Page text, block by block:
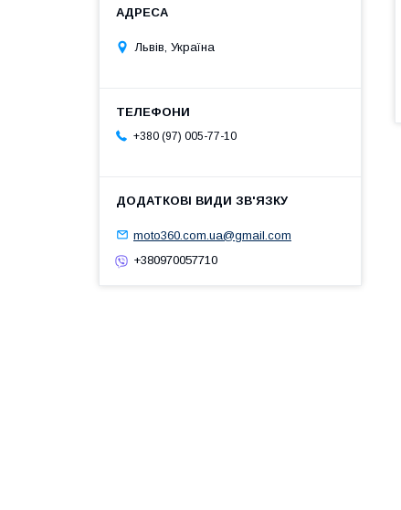
Львів, Україна
+380 (97) 005-77-10
moto360.com.ua@gmail.com
+380970057710